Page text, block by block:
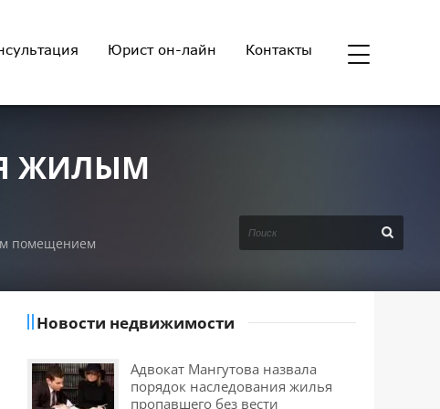
Юрист он-лайн Контакты
ЖИЛЫМ
помещением
Новости недвижимости
Адвокат Мангутова назвала
порядок наследования жилья
пропавшего без вести